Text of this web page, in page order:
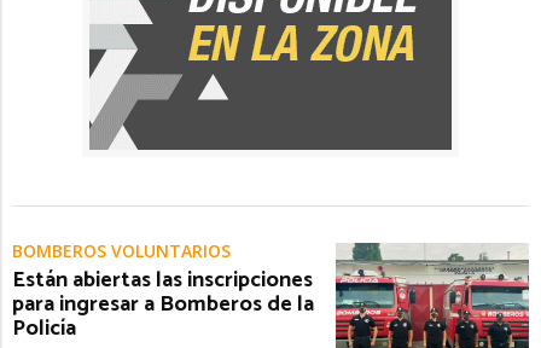
BOMBEROS VOLUNTARIOS
Están abiertas las inscripciones
para ingresar a Bomberos de la
Policía